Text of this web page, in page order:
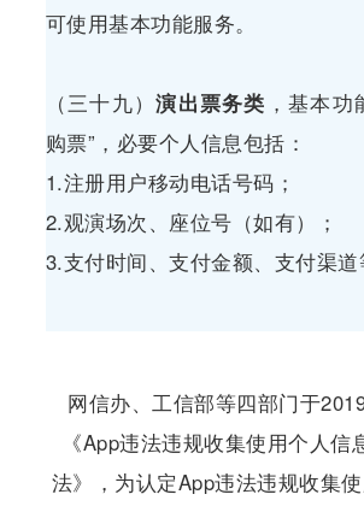
可使用基本功能服务。
（三十九）演出票务类 ，基本功
购票”，必要个人信息包括：
1.注册用户移动电话号码；
2.观演场次、座位号（如有）；
3.支付时间、支付金额、支付渠道
网信办、工信部等四部门于
《App违法违规收集使用个人信
法》，为认定App违法违规收集